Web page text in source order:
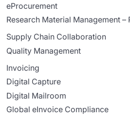
eProcurement
Research Material Management –
Supply Chain Collaboration
Quality Management
Invoicing
Digital Capture
Digital Mailroom
Global eInvoice Compliance